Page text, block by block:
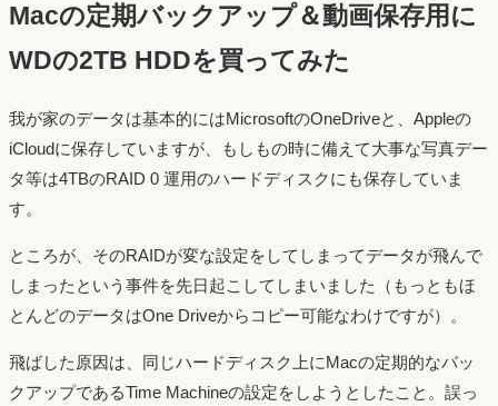
日：
Macの定期バックアップ＆動画保存用に
WDの2TB HDDを買ってみた
我が家のデータは基本的にはMicrosoftのOneDriveと、Appleの
iCloudに保存していますが、もしもの時に備えて大事な写真デー
タ等は4TBのRAID 0 運用のハードディスクにも保存していま
す。
ところが、そのRAIDが変な設定をしてしまってデータが飛んで
しまったという事件を先日起こしてしまいました（もっともほ
とんどのデータはOne Driveからコピー可能なわけですが）。
飛ばした原因は、同じハードディスク上にMacの定期的なバッ
クアップであるTime Machineの設定をしようとしたこと。誤っ